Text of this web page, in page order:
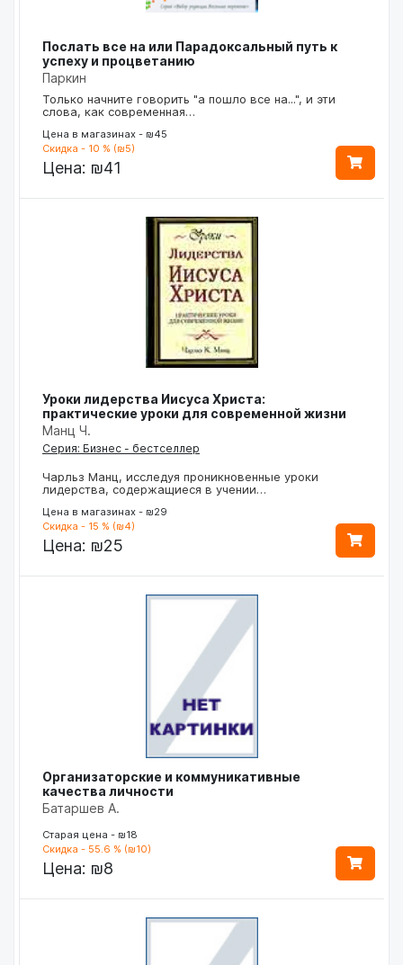
Послать все на или Парадоксальный путь к
успеху и процветанию
Паркин
Только начните говорить "а пошло все на...", и эти
слова, как современная…
Цена в магазинах - ₪45
Скидка - 10 % (₪5)
Цена: ₪41
Уроки лидерства Иисуса Христа:
практические уроки для современной жизни
Манц Ч.
Серия: Бизнес - бестселлер
Чарльз Манц, исследуя проникновенные уроки
лидерства, содержащиеся в учении…
Цена в магазинах - ₪29
Скидка - 15 % (₪4)
Цена: ₪25
Организаторские и коммуникативные
качества личности
Батаршев А.
Старая цена - ₪18
Скидка - 55.6 % (₪10)
Цена: ₪8